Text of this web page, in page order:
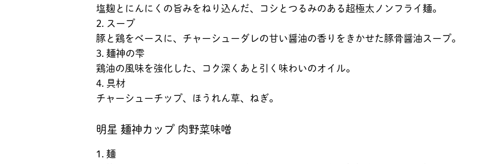
塩麹とにんにくの旨みをねり込んだ、コシとつるみのある超極太ノンフライ麺。
2. スープ
豚と鶏をベースに、チャーシューダレの甘い醤油の香りをきかせた豚骨醤油スープ。
3. 麺神の雫
鶏油の風味を強化した、コク深くあと引く味わいのオイル。
4. 具材
チャーシューチップ、ほうれん草、ねぎ。
明星 麺神カップ 肉野菜味噌
1. 麺